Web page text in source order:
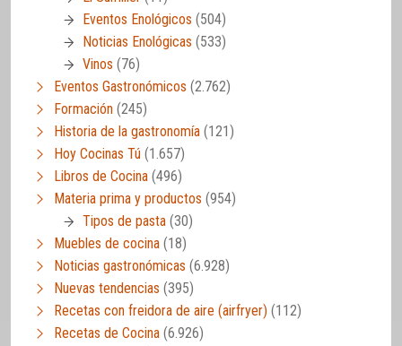
Eventos Enológicos (504)
Noticias Enológicas (533)
Vinos (76)
Eventos Gastronómicos (2.762)
Formación (245)
Historia de la gastronomía (121)
Hoy Cocinas Tú (1.657)
Libros de Cocina (496)
Materia prima y productos (954)
Tipos de pasta (30)
Muebles de cocina (18)
Noticias gastronómicas (6.928)
Nuevas tendencias (395)
Recetas con freidora de aire (airfryer) (112)
Recetas de Cocina (6.926)